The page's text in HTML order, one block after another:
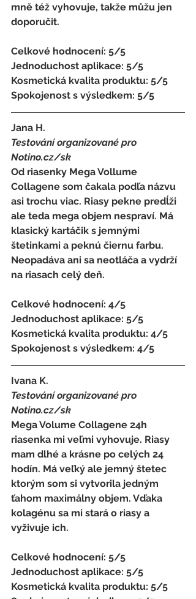
mně též vyhovuje, takže můžu jen
doporučit.
Celkové hodnocení: 5/5
Jednoduchost aplikace: 5/5
Kosmetická kvalita produktu: 5/5
Spokojenost s výsledkem: 5/5
Jana H.
Testování organizované pro
Notino.cz/sk
Od riasenky Mega Vollume
Collagene som čakala podľa názvu
asi trochu viac. Riasy pekne predĺži
ale teda mega objem nespraví. Má
klasický kartáčik s jemnými
štetinkami a peknú čiernu farbu.
Neopadáva ani sa neotláča a vydrží
na riasach celý deň.
Celkové hodnocení: 4/5
Jednoduchost aplikace: 5/5
Kosmetická kvalita produktu: 4/5
Spokojenost s výsledkem: 4/5
Ivana K.
Testování organizované pro
Notino.cz/sk
Mega Volume Collagene 24h
riasenka mi veľmi vyhovuje. Riasy
mam dlhé a krásne po celých 24
hodín. Má veľký ale jemný štetec
ktorým som si vytvorila jedným
ťahom maximálny objem. Vďaka
kolagénu sa mi stará o riasy a
vyživuje ich.
Celkové hodnocení: 5/5
Jednoduchost aplikace: 5/5
Kosmetická kvalita produktu: 5/5